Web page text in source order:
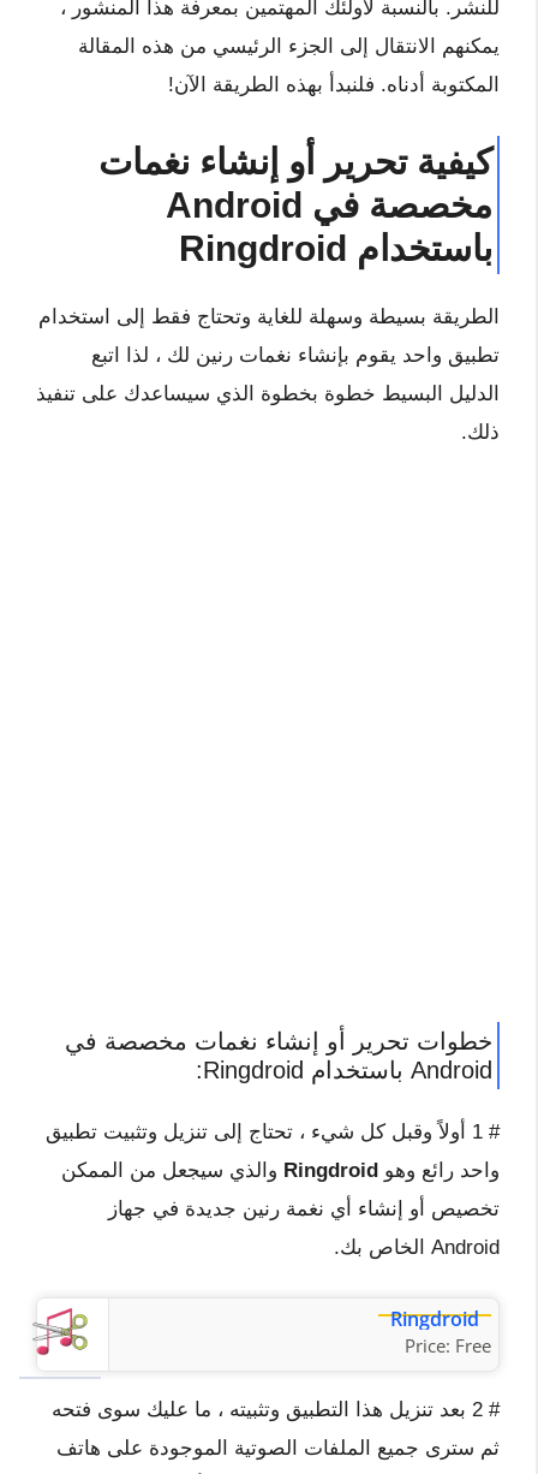
للنشر. بالنسبة لأولئك المهتمين بمعرفة هذا المنشور ،
يمكنهم الانتقال إلى الجزء الرئيسي من هذه المقالة
المكتوبة أدناه. فلنبدأ بهذه الطريقة الآن!
كيفية تحرير أو إنشاء نغمات
مخصصة في Android
باستخدام Ringdroid
الطريقة بسيطة وسهلة للغاية وتحتاج فقط إلى استخدام
تطبيق واحد يقوم بإنشاء نغمات رنين لك ، لذا اتبع
الدليل البسيط خطوة بخطوة الذي سيساعدك على تنفيذ
ذلك.
خطوات تحرير أو إنشاء نغمات مخصصة في
Android باستخدام Ringdroid:
# 1 أولاً وقبل كل شيء ، تحتاج إلى تنزيل وتثبيت تطبيق
واحد رائع وهو Ringdroid والذي سيجعل من الممكن
تخصيص أو إنشاء أي نغمة رنين جديدة في جهاز
Android الخاص بك.
Ringdroid
Price: Free
# 2 بعد تنزيل هذا التطبيق وتثبيته ، ما عليك سوى فتحه
ثم سترى جميع الملفات الصوتية الموجودة على هاتف